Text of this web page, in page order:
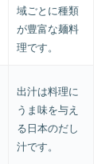
域ごとに種類
が豊富な麺料
理です。
出汁は料理に
うま味を与え
る日本のだし
汁です。